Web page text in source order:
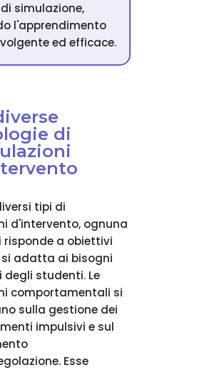
simulazione,
l'apprendimento
ed efficace.
di
tipi di
d'intervento, ognuna
risponde a obiettivi
si adatta ai bisogni
studenti. Le
comportamentali si
sulla gestione dei
impulsivi e sul
Esse